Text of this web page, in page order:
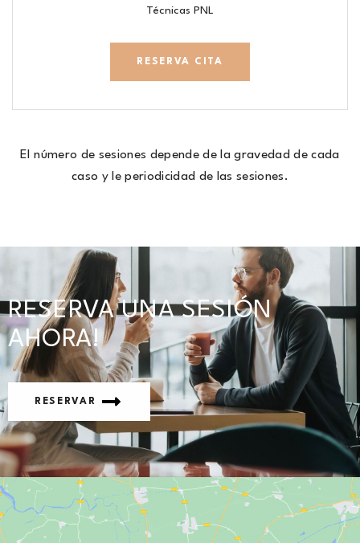
Técnicas PNL
RESERVA CITA
El número de sesiones depende de la gravedad de cada
caso y le periodicidad de las sesiones.
RESERVA UNA SESIÓN
AHORA!
RESERVAR